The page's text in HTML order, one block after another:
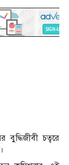
বুদ্ধিজীবী চত্বরে